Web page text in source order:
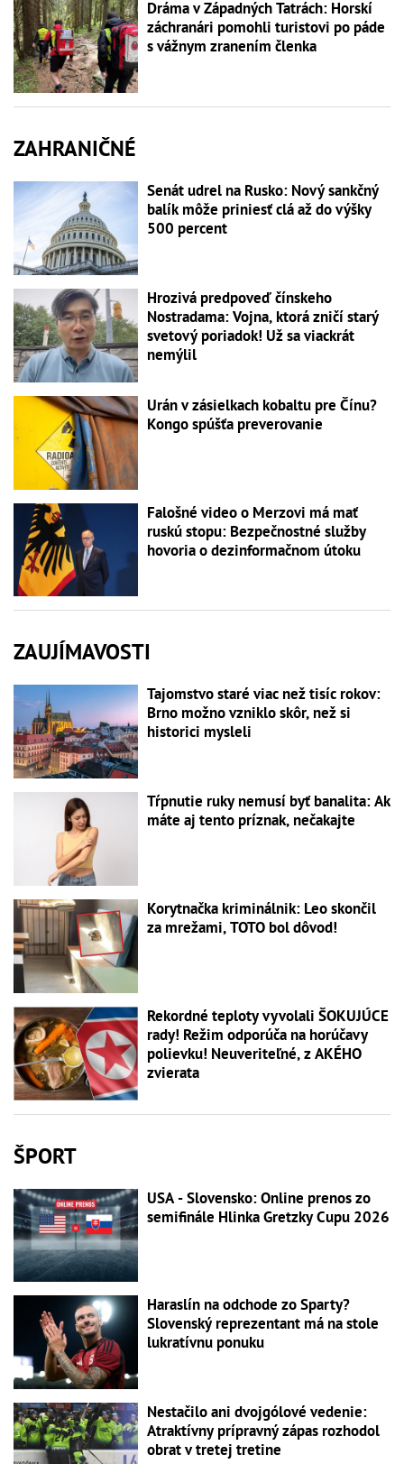
Dráma v Západných Tatrách: Horskí
záchranári pomohli turistovi po páde
s vážnym zranením členka
ZAHRANIČNÉ
Senát udrel na Rusko: Nový sankčný
balík môže priniesť clá až do výšky
500 percent
Hrozivá predpoveď čínskeho
Nostradama: Vojna, ktorá zničí starý
svetový poriadok! Už sa viackrát
nemýlil
Urán v zásielkach kobaltu pre Čínu?
Kongo spúšťa preverovanie
Falošné video o Merzovi má mať
ruskú stopu: Bezpečnostné služby
hovoria o dezinformačnom útoku
ZAUJÍMAVOSTI
Tajomstvo staré viac než tisíc rokov:
Brno možno vzniklo skôr, než si
historici mysleli
Tŕpnutie ruky nemusí byť banalita: Ak
máte aj tento príznak, nečakajte
Korytnačka kriminálnik: Leo skončil
za mrežami, TOTO bol dôvod!
Rekordné teploty vyvolali ŠOKUJÚCE
rady! Režim odporúča na horúčavy
polievku! Neuveriteľné, z AKÉHO
zvierata
ŠPORT
USA - Slovensko: Online prenos zo
semifinále Hlinka Gretzky Cupu 2026
Haraslín na odchode zo Sparty?
Slovenský reprezentant má na stole
lukratívnu ponuku
Nestačilo ani dvojgólové vedenie:
Atraktívny prípravný zápas rozhodol
obrat v tretej tretine